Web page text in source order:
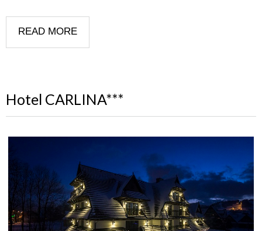
READ MORE
Hotel CARLINA***